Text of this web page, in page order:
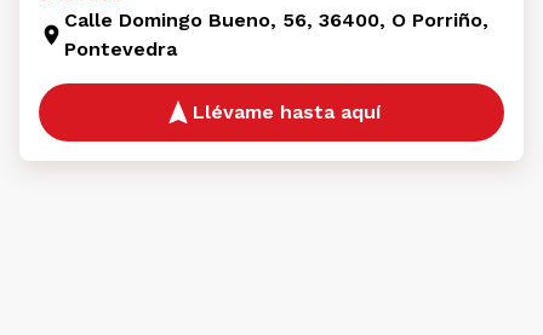
Calle Domingo Bueno, 56, 36400, O Porriño,
Pontevedra
Llévame hasta aquí